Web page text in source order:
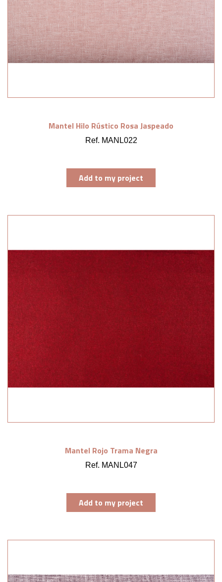
Mantel Hilo Rústico Rosa Jaspeado
Ref. MANL022
Add to my project
Mantel Rojo Trama Negra
Ref. MANL047
Add to my project